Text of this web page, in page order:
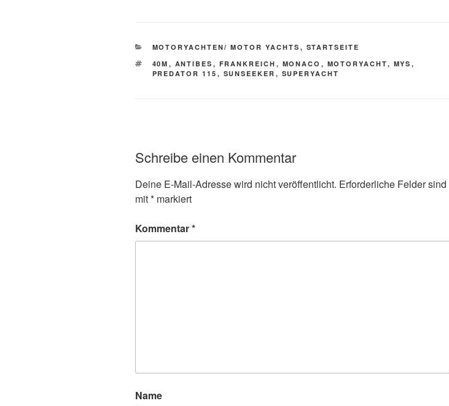
KATEGORIEN
MOTORYACHTEN/ MOTOR YACHTS , STARTSEITE
SCHLAGWÖRTER
40M , ANTIBES , FRANKREICH , MONACO , MOTORYACHT, MYS ,
PREDATOR 115 , SUNSEEKER , SUPERYACHT
Schreibe einen Kommentar
Deine E-Mail-Adresse wird nicht veröffentlicht. Erforderliche Felder sind
mit* markiert
Kommentar*
Name